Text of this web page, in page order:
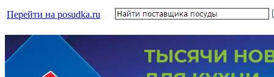
Перейти на posudka.ru